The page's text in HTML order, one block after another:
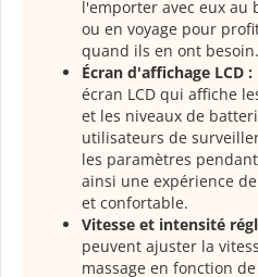
l'emporter avec eux au
ou en voyage pour
quand ils en ont besoin.
Écran d'affichage LCD :
écran LCD qui affiche
et les niveaux de
utilisateurs de
les paramètres
ainsi une expérience
et confortable.
Vitesse et intensité
peuvent ajuster la
massage en fonction